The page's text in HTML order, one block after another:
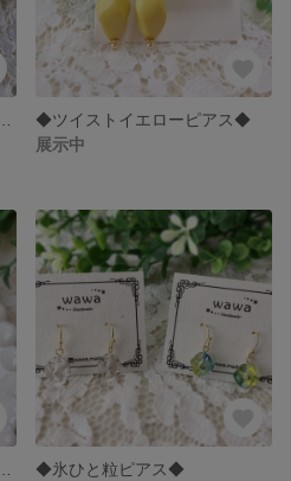
◆ツイストイエローピアス◆
展示中
◆氷ひと粒ピアス◆